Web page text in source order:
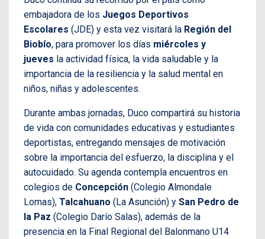
embajadora de los Juegos Deportivos
Escolares (JDE) y esta vez visitará la Región del
Biobío, para promover los días miércoles y
jueves la actividad física, la vida saludable y la
importancia de la resiliencia y la salud mental en
niños, niñas y adolescentes.
Durante ambas jornadas, Duco compartirá su historia
de vida con comunidades educativas y estudiantes
deportistas, entregando mensajes de motivación
sobre la importancia del esfuerzo, la disciplina y el
autocuidado. Su agenda contempla encuentros en
colegios de Concepción (Colegio Almondale
Lomas), Talcahuano (La Asunción) y San Pedro de
la Paz (Colegio Darío Salas), además de la
presencia en la Final Regional del Balonmano U14